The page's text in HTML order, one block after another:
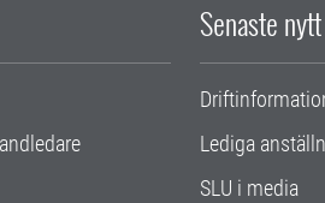
Senaste
Lediga
SLU i media